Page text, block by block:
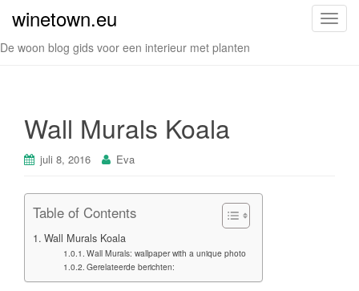
S
winetown.eu
De woon blog gids voor een interieur met planten
Wall Murals Koala
juli 8, 2016 Eva
Table of Contents
Wall Murals Koala
Wall Murals: wallpaper with a unique photo
Gerelateerde berichten: